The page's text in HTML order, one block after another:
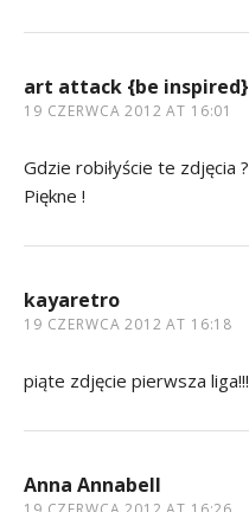
art attack {be inspired}
19 CZERWCA 2012 AT 16:01
Gdzie robiłyście te zdjęcia ?
Piękne !
kayaretro
19 CZERWCA 2012 AT 16:18
piąte zdjęcie pierwsza liga!!!
Anna Annabell